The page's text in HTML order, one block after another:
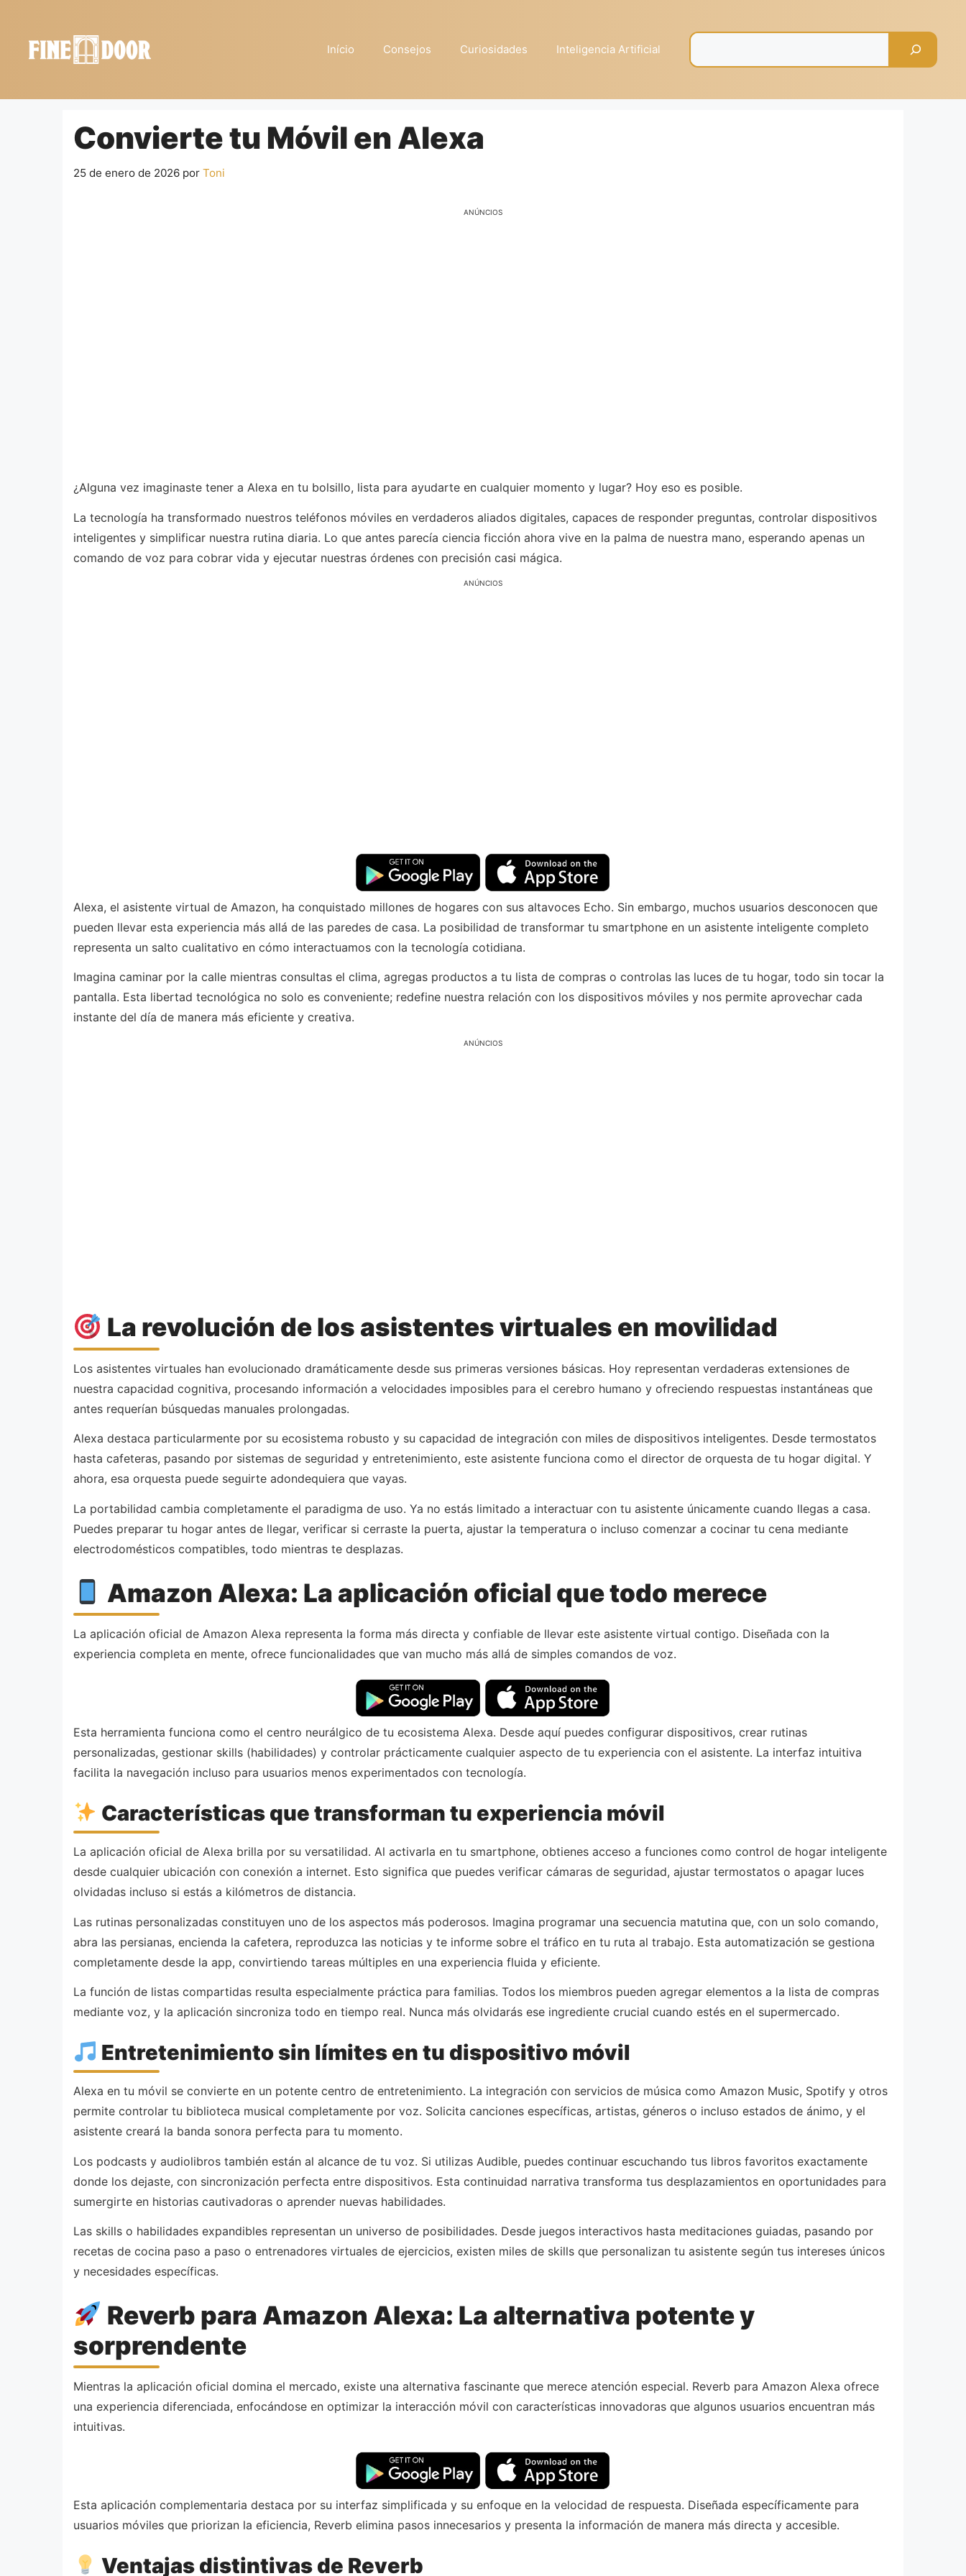
contenido
Início Consejos Curiosidades Inteligencia Artificial
Convierte tu Móvil en Alexa
25 de enero de 2026 por Toni
ANÚNCIOS
¿Alguna vez imaginaste tener a Alexa en tu bolsillo, lista para ayudarte en cualquier momento y lugar? Hoy eso es posible.
La tecnología ha transformado nuestros teléfonos móviles en verdaderos aliados digitales, capaces de responder preguntas, controlar dispositivos
inteligentes y simplificar nuestra rutina diaria. Lo que antes parecía ciencia ficción ahora vive en la palma de nuestra mano, esperando apenas un
comando de voz para cobrar vida y ejecutar nuestras órdenes con precisión casi mágica.
ANÚNCIOS
Alexa, el asistente virtual de Amazon, ha conquistado millones de hogares con sus altavoces Echo. Sin embargo, muchos usuarios desconocen que
pueden llevar esta experiencia más allá de las paredes de casa. La posibilidad de transformar tu smartphone en un asistente inteligente completo
representa un salto cualitativo en cómo interactuamos con la tecnología cotidiana.
Imagina caminar por la calle mientras consultas el clima, agregas productos a tu lista de compras o controlas las luces de tu hogar, todo sin tocar la
pantalla. Esta libertad tecnológica no solo es conveniente; redefine nuestra relación con los dispositivos móviles y nos permite aprovechar cada
instante del día de manera más eficiente y creativa.
ANÚNCIOS
La revolución de los asistentes virtuales en movilidad
Los asistentes virtuales han evolucionado dramáticamente desde sus primeras versiones básicas. Hoy representan verdaderas extensiones de
nuestra capacidad cognitiva, procesando información a velocidades imposibles para el cerebro humano y ofreciendo respuestas instantáneas que
antes requerían búsquedas manuales prolongadas.
Alexa destaca particularmente por su ecosistema robusto y su capacidad de integración con miles de dispositivos inteligentes. Desde termostatos
hasta cafeteras, pasando por sistemas de seguridad y entretenimiento, este asistente funciona como el director de orquesta de tu hogar digital. Y
ahora, esa orquesta puede seguirte adondequiera que vayas.
La portabilidad cambia completamente el paradigma de uso. Ya no estás limitado a interactuar con tu asistente únicamente cuando llegas a casa.
Puedes preparar tu hogar antes de llegar, verificar si cerraste la puerta, ajustar la temperatura o incluso comenzar a cocinar tu cena mediante
electrodomésticos compatibles, todo mientras te desplazas.
Amazon Alexa: La aplicación oficial que todo merece
La aplicación oficial de Amazon Alexa representa la forma más directa y confiable de llevar este asistente virtual contigo. Diseñada con la
experiencia completa en mente, ofrece funcionalidades que van mucho más allá de simples comandos de voz.
Esta herramienta funciona como el centro neurálgico de tu ecosistema Alexa. Desde aquí puedes configurar dispositivos, crear rutinas
personalizadas, gestionar skills (habilidades) y controlar prácticamente cualquier aspecto de tu experiencia con el asistente. La interfaz intuitiva
facilita la navegación incluso para usuarios menos experimentados con tecnología.
Características que transforman tu experiencia móvil
La aplicación oficial de Alexa brilla por su versatilidad. Al activarla en tu smartphone, obtienes acceso a funciones como control de hogar inteligente
desde cualquier ubicación con conexión a internet. Esto significa que puedes verificar cámaras de seguridad, ajustar termostatos o apagar luces
olvidadas incluso si estás a kilómetros de distancia.
Las rutinas personalizadas constituyen uno de los aspectos más poderosos. Imagina programar una secuencia matutina que, con un solo comando,
abra las persianas, encienda la cafetera, reproduzca las noticias y te informe sobre el tráfico en tu ruta al trabajo. Esta automatización se gestiona
completamente desde la app, convirtiendo tareas múltiples en una experiencia fluida y eficiente.
La función de listas compartidas resulta especialmente práctica para familias. Todos los miembros pueden agregar elementos a la lista de compras
mediante voz, y la aplicación sincroniza todo en tiempo real. Nunca más olvidarás ese ingrediente crucial cuando estés en el supermercado.
Entretenimiento sin límites en tu dispositivo móvil
Alexa en tu móvil se convierte en un potente centro de entretenimiento. La integración con servicios de música como Amazon Music, Spotify y otros
permite controlar tu biblioteca musical completamente por voz. Solicita canciones específicas, artistas, géneros o incluso estados de ánimo, y el
asistente creará la banda sonora perfecta para tu momento.
Los podcasts y audiolibros también están al alcance de tu voz. Si utilizas Audible, puedes continuar escuchando tus libros favoritos exactamente
donde los dejaste, con sincronización perfecta entre dispositivos. Esta continuidad narrativa transforma tus desplazamientos en oportunidades para
sumergirte en historias cautivadoras o aprender nuevas habilidades.
Las skills o habilidades expandibles representan un universo de posibilidades. Desde juegos interactivos hasta meditaciones guiadas, pasando por
recetas de cocina paso a paso o entrenadores virtuales de ejercicios, existen miles de skills que personalizan tu asistente según tus intereses únicos
y necesidades específicas.
Reverb para Amazon Alexa: La alternativa potente y
sorprendente
Mientras la aplicación oficial domina el mercado, existe una alternativa fascinante que merece atención especial. Reverb para Amazon Alexa ofrece
una experiencia diferenciada, enfocándose en optimizar la interacción móvil con características innovadoras que algunos usuarios encuentran más
intuitivas.
Esta aplicación complementaria destaca por su interfaz simplificada y su enfoque en la velocidad de respuesta. Diseñada específicamente para
usuarios móviles que priorizan la eficiencia, Reverb elimina pasos innecesarios y presenta la información de manera más directa y accesible.
Ventajas distintivas de Reverb